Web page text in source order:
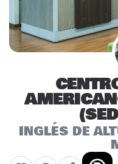
INGLÉS DE